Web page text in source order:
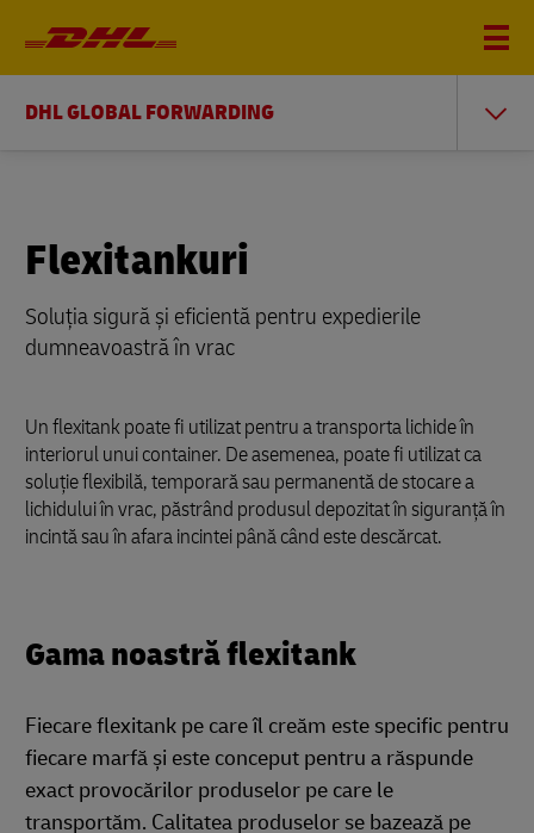
DHL GLOBAL FORWARDING
Flexitankuri
Soluția sigură și eficientă pentru expedierile
dumneavoastră în vrac
Un flexitank poate fi utilizat pentru a transporta lichide în
interiorul unui container. De asemenea, poate fi utilizat ca
soluție flexibilă, temporară sau permanentă de stocare a
lichidului în vrac, păstrând produsul depozitat în siguranță în
incintă sau în afara incintei până când este descărcat.
Gama noastră flexitank
Fiecare flexitank pe care îl creăm este specific pentru
fiecare marfă și este conceput pentru a răspunde
exact provocărilor produselor pe care le
transportăm. Calitatea produselor se bazează pe